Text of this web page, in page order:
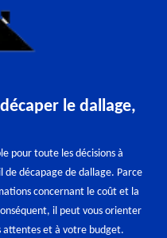
le dallage,
pour toute les décisions à
de décapage de dallage. Parce
concernant le coût et la
il peut vous orienter
attentes et à votre budget.